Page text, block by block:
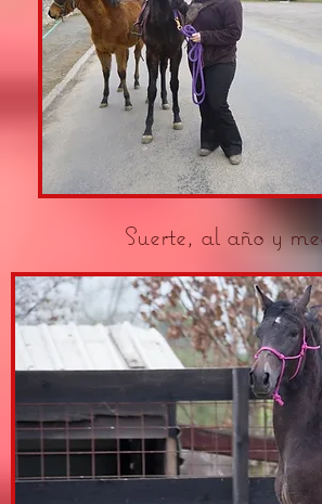
Suerte, al año y